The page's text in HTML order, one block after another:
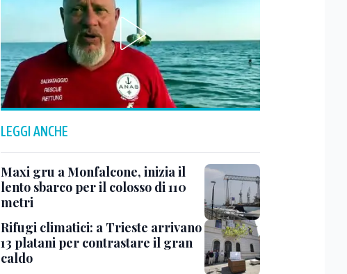
LEGGI ANCHE
Maxi gru a Monfalcone, inizia il
lento sbarco per il colosso di 110
metri
Rifugi climatici: a Trieste arrivano
13 platani per contrastare il gran
caldo